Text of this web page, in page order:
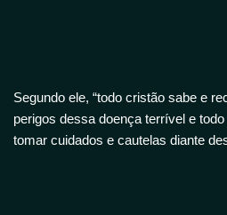
Segundo ele, “todo cristão sabe e
perigos dessa doença terrível e
tomar cuidados e cautelas diante